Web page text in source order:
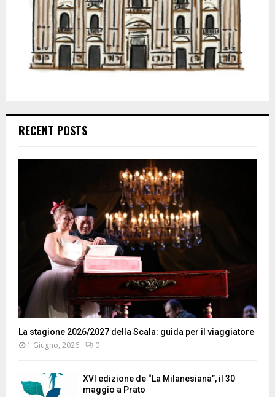
RECENT POSTS
La stagione 2026/2027 della Scala: guida per il viaggiatore
1 Giugno, 2026 0
XVI edizione de “La Milanesiana”, il 30
maggio a Prato